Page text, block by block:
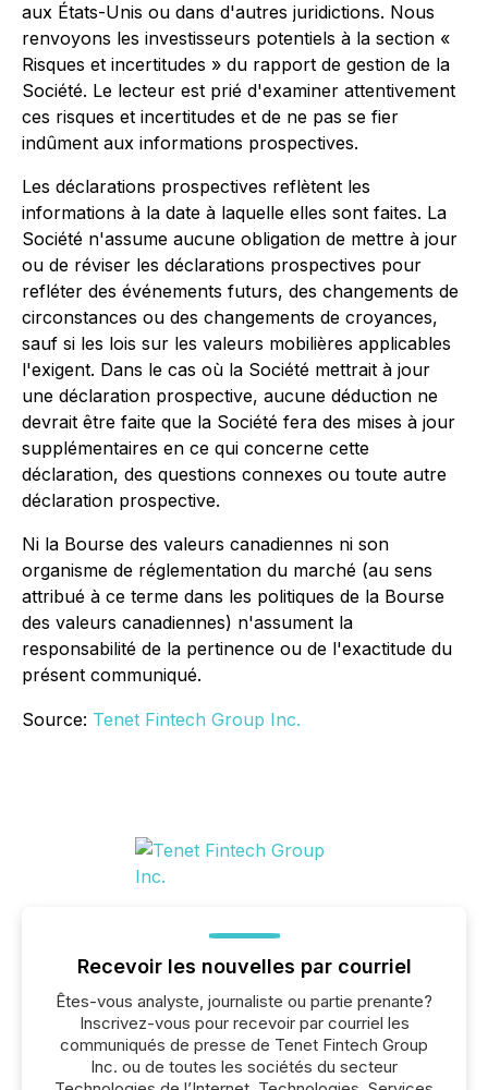
aux États-Unis ou dans d'autres juridictions. Nous
renvoyons les investisseurs potentiels à la section «
Risques et incertitudes » du rapport de gestion de la
Société. Le lecteur est prié d'examiner attentivement
ces risques et incertitudes et de ne pas se fier
indûment aux informations prospectives.
Les déclarations prospectives reflètent les
informations à la date à laquelle elles sont faites. La
Société n'assume aucune obligation de mettre à jour
ou de réviser les déclarations prospectives pour
refléter des événements futurs, des changements de
circonstances ou des changements de croyances,
sauf si les lois sur les valeurs mobilières applicables
l'exigent. Dans le cas où la Société mettrait à jour
une déclaration prospective, aucune déduction ne
devrait être faite que la Société fera des mises à jour
supplémentaires en ce qui concerne cette
déclaration, des questions connexes ou toute autre
déclaration prospective.
Ni la Bourse des valeurs canadiennes ni son
organisme de réglementation du marché (au sens
attribué à ce terme dans les politiques de la Bourse
des valeurs canadiennes) n'assument la
responsabilité de la pertinence ou de l'exactitude du
présent communiqué.
Source: Tenet Fintech Group Inc.
Recevoir les nouvelles par courriel
Êtes-vous analyste, journaliste ou partie prenante?
Inscrivez-vous pour recevoir par courriel les
communiqués de presse de Tenet Fintech Group
Inc. ou de toutes les sociétés du secteur